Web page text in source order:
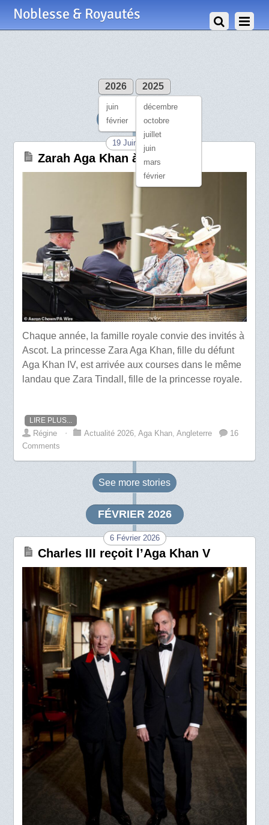
Noblesse & Royautés
2026
juin
février
2025
décembre
octobre
juillet
juin
mars
février
JUIN 2026
19 Juin 2026
Zarah Aga Khan à Ascot
Chaque année, la famille royale convie des invités à
Ascot. La princesse Zara Aga Khan, fille du défunt
Aga Khan IV, est arrivée aux courses dans le même
landau que Zara Tindall, fille de la princesse royale.
LIRE PLUS...
Régine ⋅ Actualité 2026 ,Aga Khan ,Angleterre
16
Comments
See more stories
FÉVRIER 2026
6 Février 2026
Charles III reçoit l’Aga Khan V